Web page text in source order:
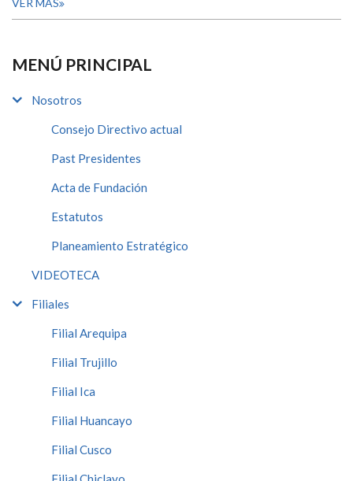
VER MÁS
MENÚ PRINCIPAL
Nosotros
Consejo Directivo actual
Past Presidentes
Acta de Fundación
Estatutos
Planeamiento Estratégico
VIDEOTECA
Filiales
Filial Arequipa
Filial Trujillo
Filial Ica
Filial Huancayo
Filial Cusco